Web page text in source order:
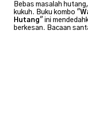
Bebas masalah
kukuh. Buku kombo "
Hutang" ini
berkesan. Bacaan